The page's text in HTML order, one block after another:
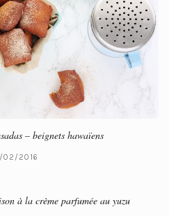
– beignets hawaïens
02/2016
à la crème parfumée au yuzu